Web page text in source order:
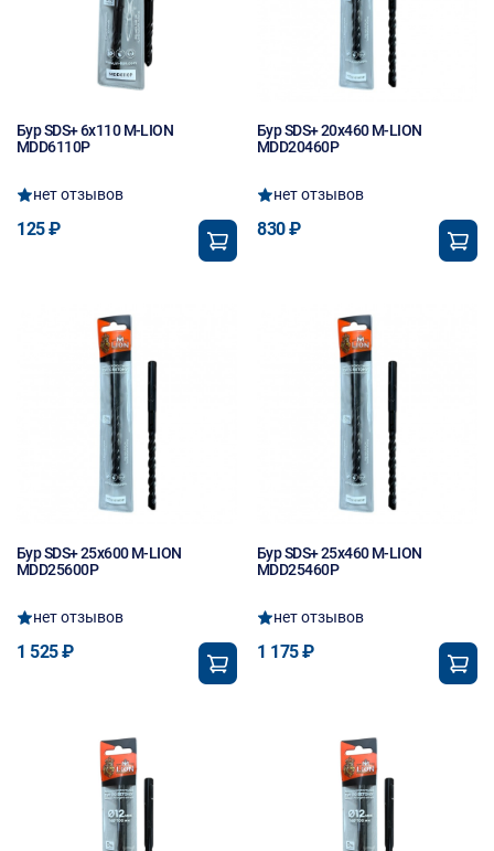
Бур SDS+ 6х110 M-LION
MDD6110P
нет отзывов
125 ₽
Бур SDS+ 20х460 M-LION
MDD20460P
нет отзывов
830 ₽
Бур SDS+ 25х600 M-LION
MDD25600P
нет отзывов
1 525 ₽
Бур SDS+ 25х460 M-LION
MDD25460P
нет отзывов
1 175 ₽